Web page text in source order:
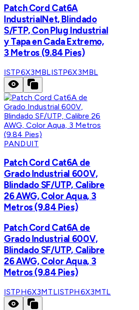
Patch Cord Cat6A
IndustrialNet, Blindado
S/FTP, Con Plug Industrial
y Tapa en Cada Extremo,
3 Metros (9.84 Pies)
ISTP6X3MBLISTP6X3MBL
PANDUIT
Patch Cord Cat6A de
Grado Industrial 600V,
Blindado SF/UTP, Calibre
26 AWG, Color Aqua, 3
Metros (9.84 Pies)
Patch Cord Cat6A de
Grado Industrial 600V,
Blindado SF/UTP, Calibre
26 AWG, Color Aqua, 3
Metros (9.84 Pies)
ISTPH6X3MTLISTPH6X3MTL